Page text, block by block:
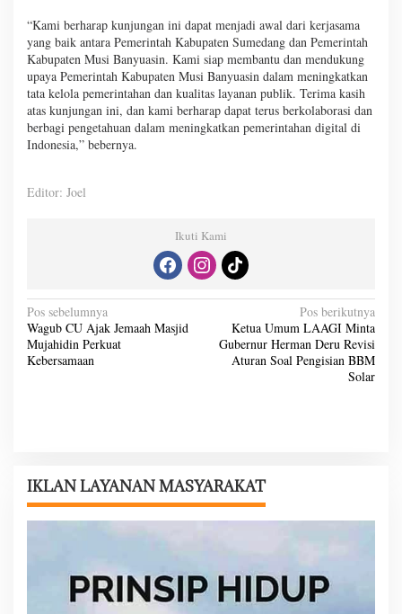
“Kami berharap kunjungan ini dapat menjadi awal dari kerjasama
yang baik antara Pemerintah Kabupaten Sumedang dan Pemerintah
Kabupaten Musi Banyuasin. Kami siap membantu dan mendukung
upaya Pemerintah Kabupaten Musi Banyuasin dalam meningkatkan
tata kelola pemerintahan dan kualitas layanan publik. Terima kasih
atas kunjungan ini, dan kami berharap dapat terus berkolaborasi dan
berbagi pengetahuan dalam meningkatkan pemerintahan digital di
Indonesia,” bebernya.
Editor: Joel
Ikuti Kami
N
a
v
i
p
Pos sebelumnya
Wagub CU Ajak Jemaah Masjid
Mujahidin Perkuat
Kebersamaan
Pos berikutnya
Ketua Umum LAAGI Minta
Gubernur Herman Deru Revisi
Aturan Soal Pengisian BBM
Solar
IKLAN LAYANAN MASYARAKAT